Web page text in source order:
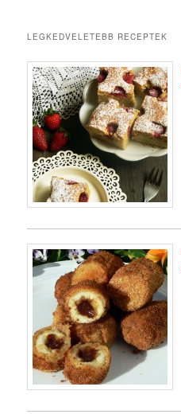
LEGKEDVELETEBB RECEPTEK